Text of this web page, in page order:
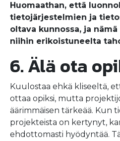
Huomaathan, että
tietojärjestelmien ja
oltava kunnossa, ja
niihin erikoistuneelta
6. Älä ota
Kuulostaa ehkä kliseeltä,
ottaa opiksi, mutta
äärimmäisen tärkeää. Kun
projekteista on kertynyt,
ehdottomasti hyödyntää.